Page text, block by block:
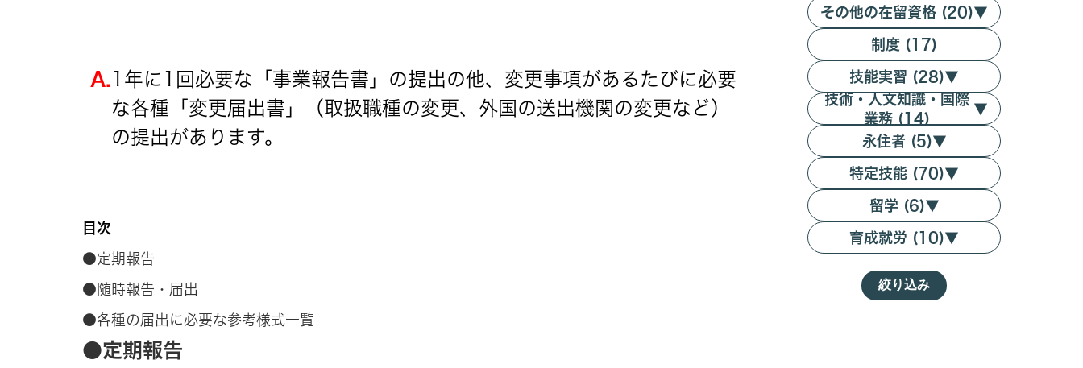
A. 1年に1回必要な「事業報告書」の提出の他、変更事項があるたびに必要
な各種「変更届出書」（取扱職種の変更、外国の送出機関の変更など）
の提出があります。
目次
●定期報告
●随時報告・届出
●各種の届出に必要な参考様式一覧
●定期報告
その他の在留資格 (20)▼
制度 (17)
技能実習 (28)▼
技術・人文知識・国際
業務 (14)
▼
永住者 (5)▼
特定技能 (70)▼
留学 (6)▼
育成就労 (10)▼
絞り込み